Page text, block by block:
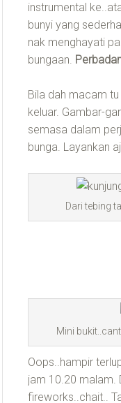
instrumental
bunyi yang
nak menghayati
bungaan.
Bila dah macam
keluar. Gambar-
semasa dalam
bunga. Layankan
Dari tebing
Mini
Oops..hampir
jam 10.20 malam.
fireworks..chait..